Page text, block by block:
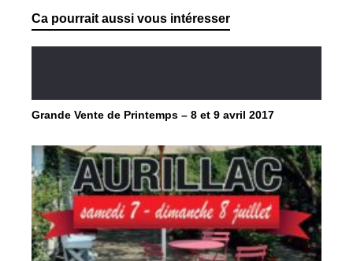
Ca pourrait aussi vous intéresser
Grande Vente de Printemps – 8 et 9 avril 2017